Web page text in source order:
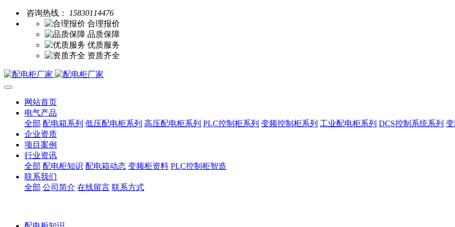
咨询热线：
15830114476
合理报价
品质保障
优质服务
资质齐全
网站首页
电气产品
全部 配电箱系列 低压配电柜系列 高压配电柜系列 PLC控制柜系列 变频控制柜系列 工业配电柜系列 DCS控制系统系列
企业资质
项目案例
行业资讯
全部 配电柜知识 配电箱动态 变频柜资料 PLC控制柜智造
联系我们
全部 公司简介 在线留言 联系方式